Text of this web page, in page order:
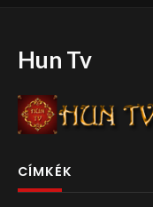
Hun Tv
CÍMKÉK